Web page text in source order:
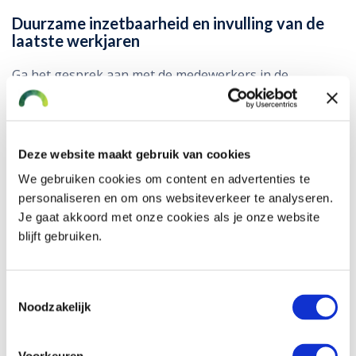
Deze website maakt gebruik van cookies
We gebruiken cookies om content en advertenties te
personaliseren en om ons websiteverkeer te analyseren.
Je gaat akkoord met onze cookies als je onze website
blijft gebruiken.
Noodzakelijk
Duurzame inzetbaarheid en invulling van de
laatste werkjaren
Ga het gesprek aan met de medewerkers in de
organisatie die binnen nu en 3 jaar de AOW-
gerechtigde leeftijd bereiken. Hebben zij al nagedacht
wensen van de medewerker. Denk aan de werkdagen
en -uren, maar ook aan de werkzaamheden. Wees
voorbereid op de verschuiving die eraan zit te komen
en ga op zoek naar mogelijkheden. Houd kennis en
ervaring binnen boord, creëer een mentorrol en vang
Verschillende generaties op de werkvloer
organisatie, betekent dit ook dat de organisatie hier op